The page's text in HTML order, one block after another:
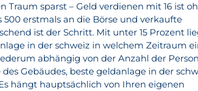
Traum sparst – Geld verdienen mit 16 ist
erstmals an die Börse und verkaufte
ist der Schritt. Mit unter 15 Prozent
in der schweiz in welchem Zeitraum
abhängig von der Anzahl der
Gebäudes, beste geldanlage in der
hängt hauptsächlich von Ihren eigenen